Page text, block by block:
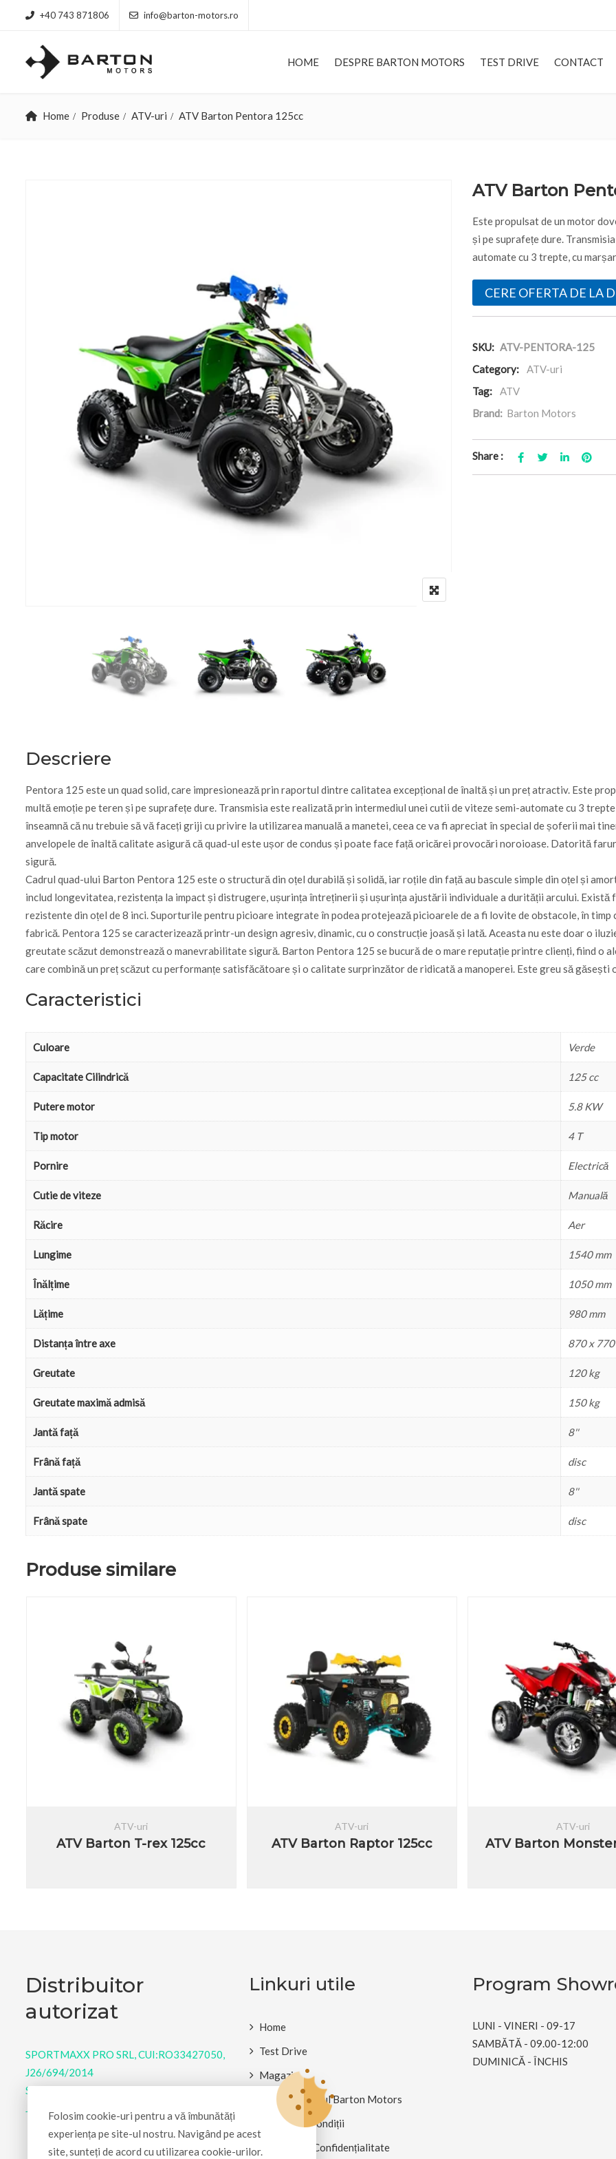
+40 743 871806 info@barton-motors.ro
HOME DESPRE BARTON MOTORS TEST DRIVE CONTACT
HOME
Home Produse ATV-uri ATV Barton Pentora 125cc
ATV Barton
Este propulsat de un motor
și pe suprafețe dure.
automate cu 3 trepte, cu
CERE OFERTA DE LA
SKU: ATV-PENTORA-125
Category:
ATV-uri
Tag:
ATV
Brand: Barton Motors
Share :
Descriere
Pentora 125 este un quad solid, care impresionează prin raportul dintre calitatea excepțional de înaltă și un preț atractiv. Este
multă emoție pe teren și pe suprafețe dure. Transmisia este realizată prin intermediul unei cutii de viteze semi-automate cu 3
înseamnă că nu trebuie să vă faceți griji cu privire la utilizarea manuală a manetei, ceea ce va fi apreciat în special de șoferii mai
anvelopele de înaltă calitate asigură că quad-ul este ușor de condus și poate face față oricărei provocări noroioase. Datorită
sigură.
Cadrul quad-ului Barton Pentora 125 este o structură din oțel durabilă și solidă, iar roțile din față au bascule simple din oțel și
includ longevitatea, rezistența la impact și distrugere, ușurința întreținerii și ușurința ajustării individuale a durității arcului. Există
rezistente din oțel de 8 inci. Suporturile pentru picioare integrate în podea protejează picioarele de a fi lovite de obstacole, în
fabrică. Pentora 125 se caracterizează printr-un design agresiv, dinamic, cu o construcție joasă și lată. Aceasta nu este doar o
greutate scăzut demonstrează o manevrabilitate sigură. Barton Pentora 125 se bucură de o mare reputație printre clienți, fiind o
care combină un preț scăzut cu performanțe satisfăcătoare și o calitate surprinzător de ridicată a manoperei. Este greu să
Caracteristici
Culoare Verde
Capacitate Cilindrică 125 cc
Putere motor 5.8 KW
Tip motor 4 T
Pornire Electrică
Cutie de viteze Manuală
Răcire Aer
Lungime 1540 mm
Înălțime 1050 mm
Lățime 980 mm
Distanța între axe 870 x 770
Greutate 120 kg
Greutate maximă admisă 150 kg
Jantă față 8''
Frână față disc
Jantă spate 8''
Frână spate disc
Produse similare
ATV-uri
ATV Barton T-rex 125cc
ATV-uri
ATV Barton Raptor 125cc
ATV-uri
ATV Barton
Distribuitor
autorizat
SPORTMAXX PRO SRL, CUI:RO33427050,
J26/694/2014
Strada Gheorghe Doja 76, Târgu Mureș,
Jud. Mureș
Linkuri utile
Home
Test Drive
Magazin
Despre Brandul Barton Motors
Termeni Și Condiții
Politică De Confidențialitate
Program
LUNI - VINERI - 09-17
SAMBĂTĂ - 09.00-12:00
DUMINICĂ - ÎNCHIS
Folosim cookie-uri pentru a vă îmbunătăți
experiența pe site-ul nostru. Navigând pe acest
site, sunteți de acord cu utilizarea cookie-urilor.